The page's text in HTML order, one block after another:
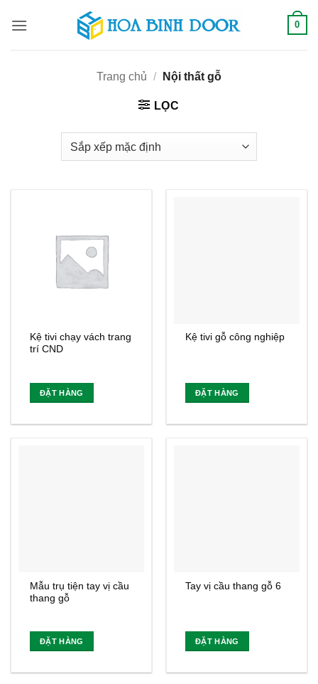
qua
0
Trang chủ / Nội thất gỗ
LỌC
Kệ tivi chạy vách trang
trí CND
ĐẶT HÀNG
Kệ tivi gỗ công nghiệp
ĐẶT HÀNG
Mẫu trụ tiện tay vị cầu
thang gỗ
ĐẶT HÀNG
Tay vị cầu thang gỗ 6
ĐẶT HÀNG